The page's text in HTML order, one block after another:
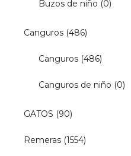
Buzos de niño (0)
Canguros (486)
Canguros (486)
Canguros de niño (0)
GATOS (90)
Remeras (1554)